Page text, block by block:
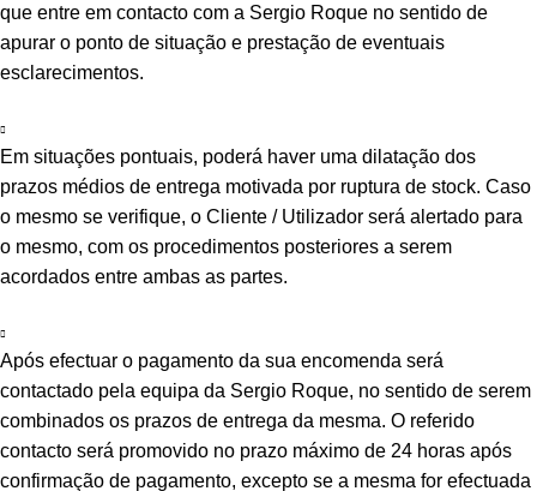
que entre em contacto com a Sergio Roque no sentido de
apurar o ponto de situação e prestação de eventuais
esclarecimentos.
Em situações pontuais, poderá haver uma dilatação dos
prazos médios de entrega motivada por ruptura de stock. Caso
o mesmo se verifique, o Cliente / Utilizador será alertado para
o mesmo, com os procedimentos posteriores a serem
acordados entre ambas as partes.
Após efectuar o pagamento da sua encomenda será
contactado pela equipa da Sergio Roque, no sentido de serem
combinados os prazos de entrega da mesma. O referido
contacto será promovido no prazo máximo de 24 horas após
confirmação de pagamento, excepto se a mesma for efectuada